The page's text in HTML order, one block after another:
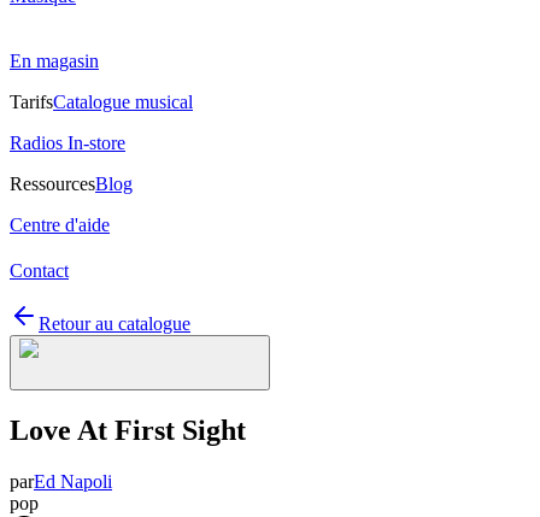
En magasin
TarifsCatalogue musical
Radios In-store
RessourcesBlog
Centre d'aide
Contact
Retour au catalogue
Love At First Sight
parEd Napoli
pop